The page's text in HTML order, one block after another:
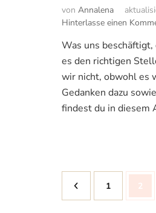
von Annalena
Hinterlasse einen
Was uns
es den richtigen
wir nicht, obwohl es
Gedanken dazu
findest du in diesem
der
Seite
1 Seite
2